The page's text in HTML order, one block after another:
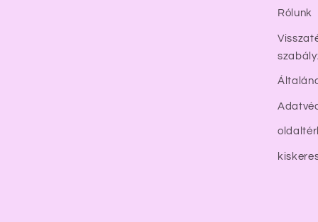
Rólunk